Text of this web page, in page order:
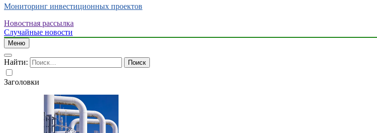
Мониторинг инвестиционных проектов
Новостная рассылка
Случайные новости
Меню
Найти:
Заголовки